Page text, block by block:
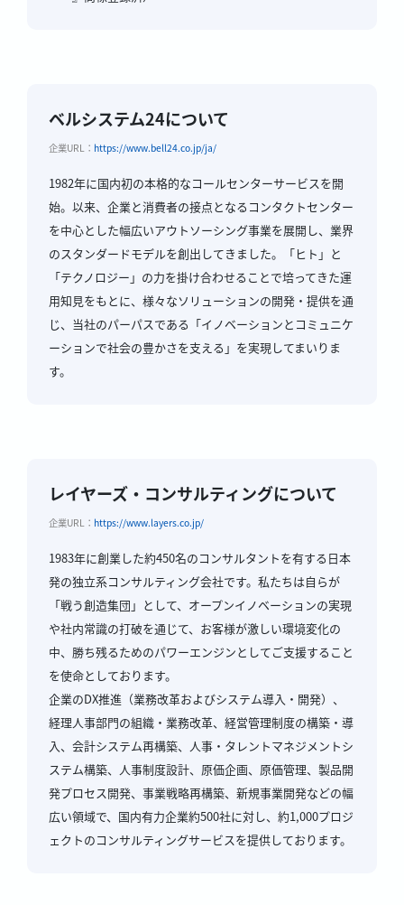
ベルシステム24について
企業URL： https://www.bell24.co.jp/ja/
1982年に国内初の本格的なコールセンターサービスを開
始。以来、企業と消費者の接点となるコンタクトセンター
を中心とした幅広いアウトソーシング事業を展開し、業界
のスタンダードモデルを創出してきました。「ヒト」と
「テクノロジー」の力を掛け合わせることで培ってきた運
用知見をもとに、様々なソリューションの開発・提供を通
じ、当社のパーパスである「イノベーションとコミュニケ
ーションで社会の豊かさを支える」を実現してまいりま
す。
レイヤーズ・コンサルティングについて
企業URL： https://www.layers.co.jp/
1983年に創業した約450名のコンサルタントを有する日本
発の独立系コンサルティング会社です。私たちは自らが
「戦う創造集団」として、オープンイノベーションの実現
や社内常識の打破を通じて、お客様が激しい環境変化の
中、勝ち残るためのパワーエンジンとしてご支援すること
を使命としております。
企業のDX推進（業務改革およびシステム導入・開発）、
経理人事部門の組織・業務改革、経営管理制度の構築・導
入、会計システム再構築、人事・タレントマネジメントシ
ステム構築、人事制度設計、原価企画、原価管理、製品開
発プロセス開発、事業戦略再構築、新規事業開発などの幅
広い領域で、国内有力企業約500社に対し、約1,000プロジ
ェクトのコンサルティングサービスを提供しております。